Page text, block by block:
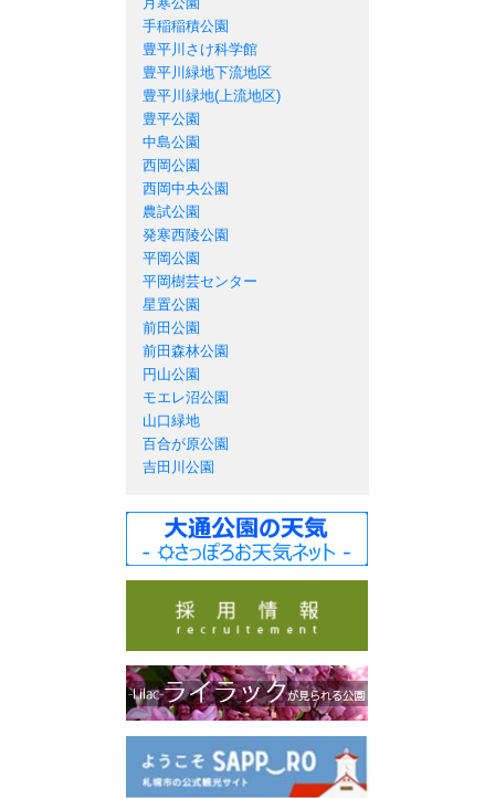
手稲稲積公園
豊平川さけ科学館
豊平川緑地下流地区
豊平川緑地(上流地区)
豊平公園
中島公園
西岡公園
西岡中央公園
農試公園
発寒西陵公園
平岡公園
平岡樹芸センター
星置公園
前田公園
前田森林公園
円山公園
モエレ沼公園
山口緑地
百合が原公園
吉田川公園